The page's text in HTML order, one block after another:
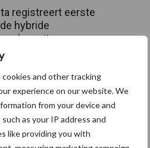
cookies and other tracking
experience on our website. We
from your device and
as your IP address and
like providing you with
registreert eerste
hybride
uit
op
rassenonderzoek
als landen hun dat